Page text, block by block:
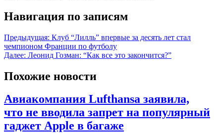
Навигация по записям
Предыдущая: Клуб “Лилль” впервые за десять лет стал
чемпионом Франции по футболу
Далее: Леонид Гозман: “Как все это закончится?”
Похожие новости
Авиакомпания Lufthansa заявила,
что не вводила запрет на популярный
гаджет Apple в багаже